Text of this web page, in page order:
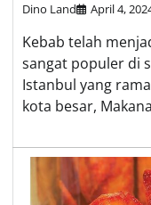
Dino Land April 4,
Kebab telah
sangat populer di
Istanbul yang
kota besar,